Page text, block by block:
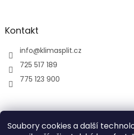
Soubory cookies a další
Kontakt
info@klimasplit.cz
725 517 189
775 123 900
air-cool